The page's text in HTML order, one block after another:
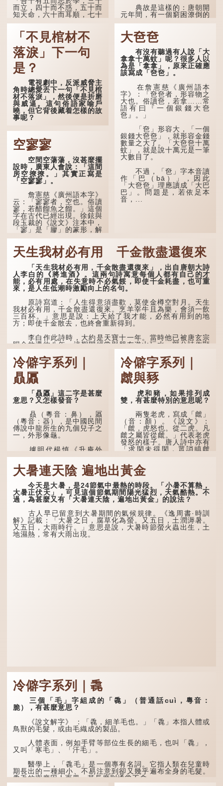
而立，四十而不惑，五十而
知天命，六十而耳順，七十
在古代，男子一般於二
十歲進行冠禮，冠禮完成後
便是成人，但由於未達壯
年，所以又稱「弱冠」。
《禮記·曲禮》明確記載：
「人生十年曰幼，學；二十
曰弱，冠；三十曰壯，有
室。」這說明三十歲在...
典故是這樣的：唐朝開
元年間，有一個窮困潦倒的
遇到一位呂姓道士，兩人暢
談甚歡。
言談間，盧姓書生感慨
自己雖貴為讀書人，但一直
未能考取功名，仍然貧困，
感到十分落泊。於是，道士
拿出一個青瓷枕頭，讓...
「不見棺材不
落淚」下一句
是？
電視劇中，反派威脅主
角時總愛丟下一句「不見棺
材不落淚」，然後便是折磨
與威逼。這句俗語家喻戶
曉，但它背後藏着怎樣的故
事呢？
「不見棺材不落淚」的
原句，有說法是「不見棺材
不下淚」或「不見親棺不下
淚」，出自明朝蘭陵笑笑生
所著的《金瓶梅詞話》第九
十八回。原意是指人未親眼
見到親人棺木，便不會真正
感到悲傷；後來引申為比喻
敗，便不肯罷休。
許多人對這上半句耳熟
能詳，但它其實還有下半句
——「不到黃河心不死」...
空寥寥
空間空蕩蕩，沒甚麼擺
設時，廣東人會說：「這間
房空撩撩。」其實正寫是
「空寥寥」。
詹憲慈《廣州語本字》
云：「寥寥者，空也。俗讀
寥，若醋餾魚之餾。」這個
字在古代已經出現。徐鉉與
段玉裁的《說文》注本中，
「寥」是「廫」的篆形，解
事，以「寥寥安期，虛質高
清」形容空虛無所事事。
大夿夿
有沒有聽過有人說「大
拿拿十萬蚊」呢？很多人以
為是「拿拿」，原來正確應
該寫成「夿夿」。
在詹憲慈《廣州語本
字》：「夿夿者，形容物之
大也。俗讀夿，若拿……常
語有曰『一個銀錢大夿
夿』。」
「夿」形容大，「一個
銀錢大夿夿」，就形容金錢
數量之大了。「大夿夿十萬
蚊」，就是說十萬元是一筆
大數目了。
不過，「夿」字本音讀
作「巴（bā）」，因此
「大夿夿」理應讀成「大巴
巴」。問題是，若依足本
音，...
天生我材必有用 千金散盡還復來
「天生我材必有用，千金散盡還復來」，出自唐朝大詩
人李白的《將進酒》。這兩句詩寓意每個人都有自己的才
能，必有用處，在失意時不必氣餒，即使千金耗盡，也可重
來，是人生低潮時激勵向上的名句。
原詩寫道：「人生得意須盡歡，莫使金樽空對月。天生
我材必有用，千金散盡還復來。烹羊宰牛且為樂，會須一飲
三百杯。」意思是說：上天給了我才能，必然有用到的地
方；即使千金散去，也終會重新得到。
李白作此詩時，大約是天寶十一年。當時他已被唐玄宗
賜金放還約八年，這期間經常與朋友遊山玩水，部分詩作顯
露出懷才...
冷僻字系列｜
贔屭
「贔屭」這二字是甚麼
意思？又怎樣發音？
贔（粵音：鼻），屭
（粵音：器），是中國民間
傳說中龍所生的九個兒子之
一，外形像龜。
據明代楊慎《升庵外
集》記載，龍生九子的次序
排列為：贔屭、螭吻、蒲
牢、狴犴、饕餮、蚣蝮、睚
眥、狻猊、椒圖（此為其中
一種說法）。
龍九子外形與能力各有
不同，其中，贔屭原形像
龜，因為能負重，多作為碑
座，有「碑下龜...
冷僻字系列｜
虤與豩
虎和豬，如果排列成
雙，有甚麼特別的意思呢？
兩隻老虎，寫成「虤」
（音：顏）。《說文》：
「虤，虎怒也。從二虎。凡
虤之屬皆從虤。」代表老虎
發怒的樣子。唐人詩中亦有
「求閑未得閑，眾誚瞋虤
虤」之句，意思是眾人的譏
諷讓人怒目而視。
兩隻豬，則為「豩」
（音：賓）。甲骨文從二
「豕」，象豬相追逐的樣
子。《同文備考》另有一說
「豩，豕亂群。」意指一
群...
大暑連天陰 遍地出黃金
今天是大暑，是24節氣中最熱的時段。「小暑不算熱，
大暑正伏天」，可見這個節氣期間陽光猛烈，天氣酷熱。不
過，為甚麼又有「大暑連天陰，遍地出黃金」的說法？
古人早已留意到大暑期間的氣候規律。《逸周書·時訓
解》記載：「大暑之日，腐草化為螢。又五日，土潤溽暑。
又五日，大雨時行。」意思是說，大暑時節螢火蟲出生，土
地濕熱，常有大雨出現。
冷僻字系列｜毳
三個「毛」字組成的「毳」（普通話cuì，粵音：
脆），有甚麼意思？
《說文解字》 ：「毳，細羊毛也。」「毳」本指人體或
鳥獸的毛髮，或由毛織成的製品。
人體表面，例如手臂等部位生長的細毛，也叫「毳」，
又叫「寒毛」、「汗毛」。
醫學上，「毳毛」是一個專有名詞。它指人類在兒童時
期長出的一種細小、不易注意到卻又幾乎遍布全身的毛髮。
毳毛的密度因人而異，其長度則通常不會...